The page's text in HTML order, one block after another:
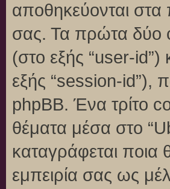
αποθηκεύονται
σας. Τα πρώτα δύο
(στο εξής “user-id”)
εξής “session-id”),
phpBB. Ένα τρίτο
θέματα μέσα στο
καταγράφεται ποια
εμπειρία σας ως